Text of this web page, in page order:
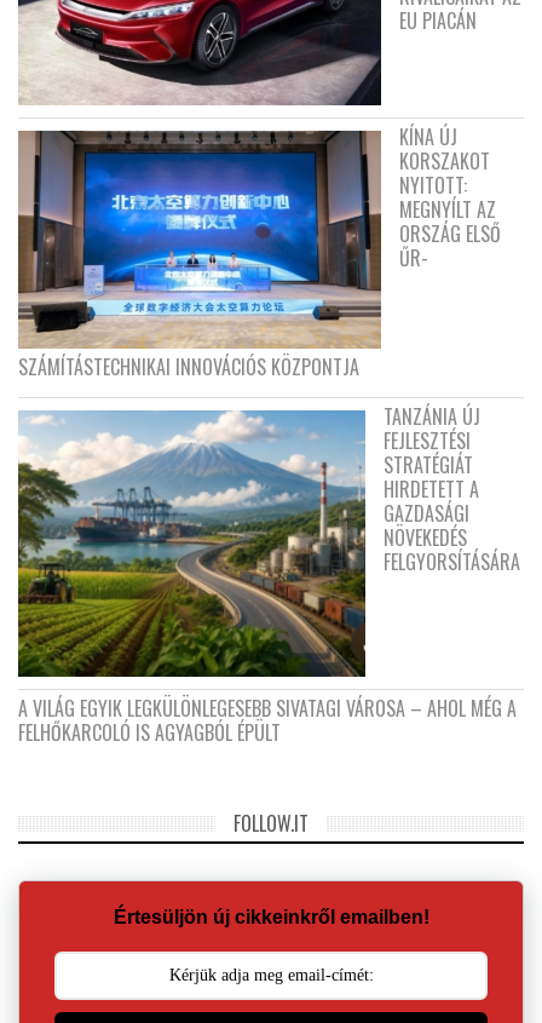
EU PIACÁN
KÍNA ÚJ
KORSZAKOT
NYITOTT:
MEGNYÍLT AZ
ORSZÁG ELSŐ
ŰR-
SZÁMÍTÁSTECHNIKAI INNOVÁCIÓS KÖZPONTJA
TANZÁNIA ÚJ
FEJLESZTÉSI
STRATÉGIÁT
HIRDETETT A
GAZDASÁGI
NÖVEKEDÉS
FELGYORSÍTÁSÁRA
A VILÁG EGYIK LEGKÜLÖNLEGESEBB SIVATAGI VÁROSA – AHOL MÉG A
FELHŐKARCOLÓ IS AGYAGBÓL ÉPÜLT
FOLLOW.IT
Értesüljön új cikkeinkről emailben!